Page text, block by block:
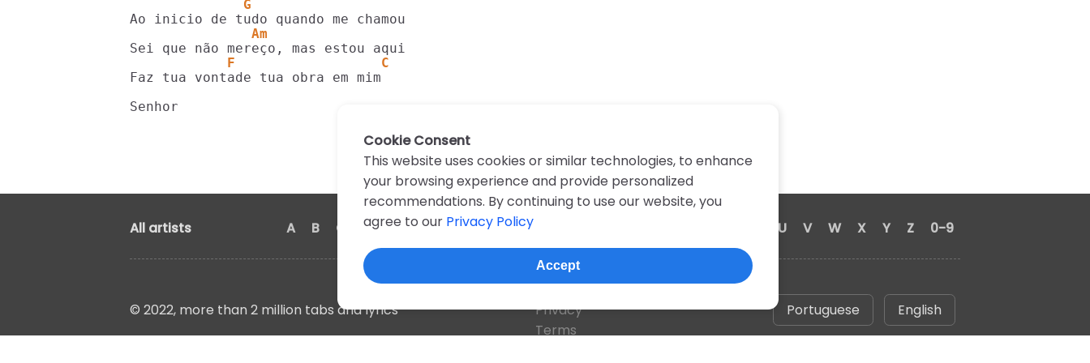
              G
               Am
            F                  C
Faz tua vontade tua obra em mim
Senhor
All artists A B C D E F G H I J K U V W X Y Z 0-9
© 2022, more than 2 million tabs and lyrics
About this site
Privacy
Terms
Portuguese English
Cookie Consent
This website uses cookies or similar technologies, to enhance
your browsing experience and provide personalized
recommendations. By continuing to use our website, you
agree to our Privacy Policy
Accept